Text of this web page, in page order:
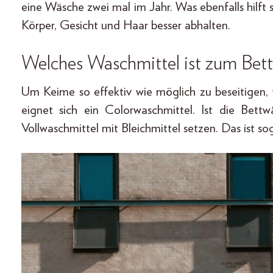
eine Wäsche zwei mal im Jahr. Was ebenfalls
Körper, Gesicht und Haar besser abhalten.
Welches Waschmittel ist zum
Um Keime so effektiv wie möglich zu
eignet sich ein Colorwaschmittel. Ist die
Vollwaschmittel mit Bleichmittel setzen. Das ist